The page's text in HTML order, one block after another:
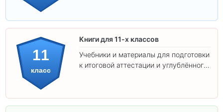
11
класс
Книги для 11-х классов
Учебники и материалы для подготовки
к итоговой аттестации и углублённого